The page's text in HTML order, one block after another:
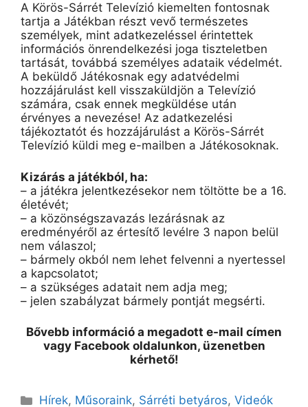
A Körös-Sárrét Televízió kiemelten fontosnak
tartja a Játékban részt vevő természetes
személyek, mint adatkezeléssel érintettek
információs önrendelkezési joga tiszteletben
tartását, továbbá személyes adataik védelmét.
A beküldő Játékosnak egy adatvédelmi
hozzájárulást kell visszaküldjön a Televízió
számára, csak ennek megküldése után
érvényes a nevezése! Az adatkezelési
tájékoztatót és hozzájárulást a Körös-Sárrét
Televízió küldi meg e-mailben a Játékosoknak.
Kizárás a játékból, ha:
– a játékra jelentkezésekor nem töltötte be a 16.
életévét;
– a közönségszavazás lezárásnak az
eredményéről az értesítő levélre 3 napon belül
nem válaszol;
– bármely okból nem lehet felvenni a nyertessel
a kapcsolatot;
– a szükséges adatait nem adja meg;
– jelen szabályzat bármely pontját megsérti.
Bővebb információ a megadott e-mail címen
vagy Facebook oldalunkon, üzenetben
kérhető!
Kategória
Hírek, Műsoraink, Sárréti betyáros,Videók